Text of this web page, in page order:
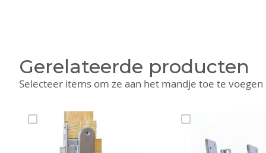
van
de
afbeeldingen-
Gerelateerde producten
Selecteer items om ze aan het mandje toe te